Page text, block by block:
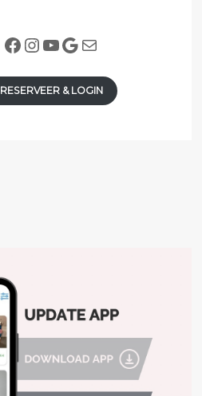
Facebook
Instagram
YouTube
Google
E-mail
RESERVEER & LOGIN